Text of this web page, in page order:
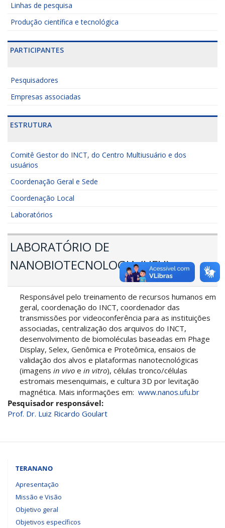
Linhas de pesquisa
Produção científica e tecnológica
PARTICIPANTES
Pesquisadores
Empresas associadas
ESTRUTURA
Comitê Gestor do INCT, do Centro Multiusuário e dos
usuários
Coordenação Geral e Sede
Coordenação Local
Laboratórios
LABORATÓRIO DE
NANOBIOTECNOLOGIA (UFU)
Responsável pelo treinamento de recursos humanos em
geral, coordenação do INCT, coordenador das
transmissões por videoconferência para as instituições
associadas, centralização dos arquivos do INCT,
desenvolvimento de biomoléculas baseadas em Phage
Display, Selex, Genômica e Proteômica, ensaios de
validação dos alvos e plataformas nanotecnológicas
(imagens in vivo e in vitro), células tronco/células
estromais mesenquimais, e cultura 3D por levitação
magnética. Mais informações em: www.nanos.ufu.br
Pesquisador responsável:
Prof. Dr. Luiz Ricardo Goulart
TERANANO
Apresentação
Missão e Visão
Objetivo geral
Objetivos específicos